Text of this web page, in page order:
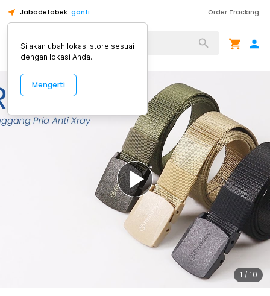
Jabodetabek ganti Order Tracking
Alat Kopi
1 / 10
Silakan ubah lokasi store sesuai
dengan lokasi Anda.
Mengerti